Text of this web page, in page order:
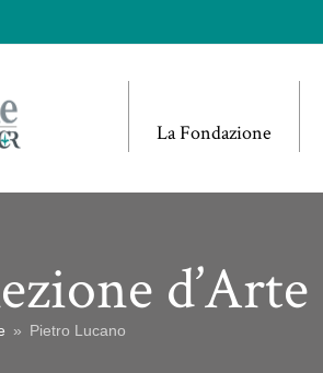
La Fondazione
d’Arte
» Pietro Lucano